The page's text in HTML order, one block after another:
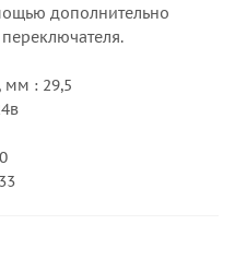
дополнительно
мм : 29,5